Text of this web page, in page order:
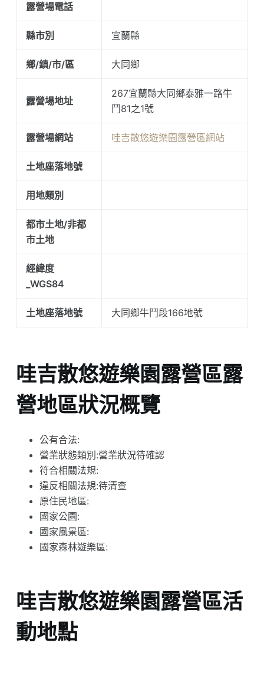
露營場電話
縣市別 宜蘭縣
鄉/鎮/市/區 大同鄉
露營場地址
267宜蘭縣大同鄉泰雅一路牛
鬥81之1號
露營場網站 哇吉散悠遊樂園露營區網站
土地座落地號
用地類別
都市土地/非都
市土地
經緯度
_WGS84
土地座落地號 大同鄉牛鬥段166地號
哇吉散悠遊樂園露營區露
營地區狀況概覽
公有合法:
營業狀態類別:營業狀況待確認
符合相關法規:
違反相關法規:待清查
原住民地區:
國家公園:
國家風景區:
國家森林遊樂區:
哇吉散悠遊樂園露營區活
動地點